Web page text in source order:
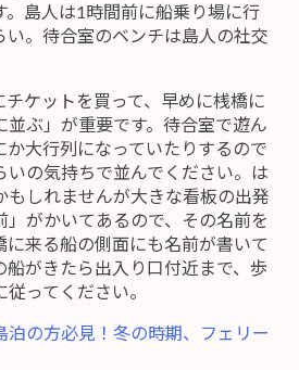
。島人は1時間前に船乗り場に行
い。待合室のベンチは島人の社交
ケットを買って、早めに桟橋に
並ぶ」が重要です。待合室で遊ん
か大行列になっていたりするので
いの気持ちで並んでください。は
もしれませんが大きな看板の出発
」がかいてあるので、その名前を
に来る船の側面にも名前が書いて
船がきたら出入り口付近まで、歩
ってください。
泊の方必見！冬の時期、フェリー